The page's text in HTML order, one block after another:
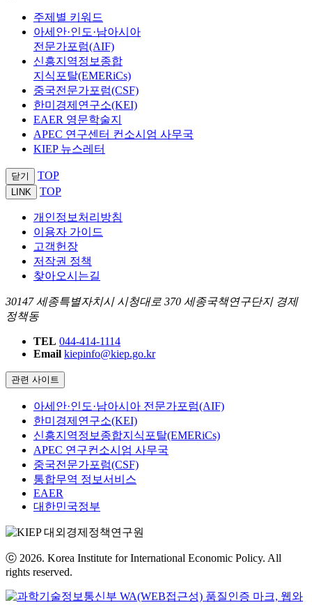
주제별 키워드
아세안·인도·남아시아
전문가포럼(AIF)
신흥지역정보종합
지식포탈(EMERiCs)
중국전문가포럼(CSF)
한미경제연구소(KEI)
EAER 영문학술지
APEC 연구센터 컨소시엄 사무국
KIEP 뉴스레터
닫기 TOP
LINK TOP
개인정보처리방침
이용자 가이드
고객헌장
저작권 정책
찾아오시는길
30147 세종특별자치시 시청대로 370 세종국책연구단지 경제
정책동
TEL 044-414-1114
Email kiepinfo@kiep.go.kr
관련 사이트
아세안·인도·남아시아 전문가포럼(AIF)
한미경제연구소(KEI)
신흥지역정보종합지식포탈(EMERiCs)
APEC 연구컨소시엄 사무국
중국전문가포럼(CSF)
통합무역 정보서비스
EAER
대한민국정부
ⓒ 2026. Korea Institute for International Economic Policy. All
rights reserved.